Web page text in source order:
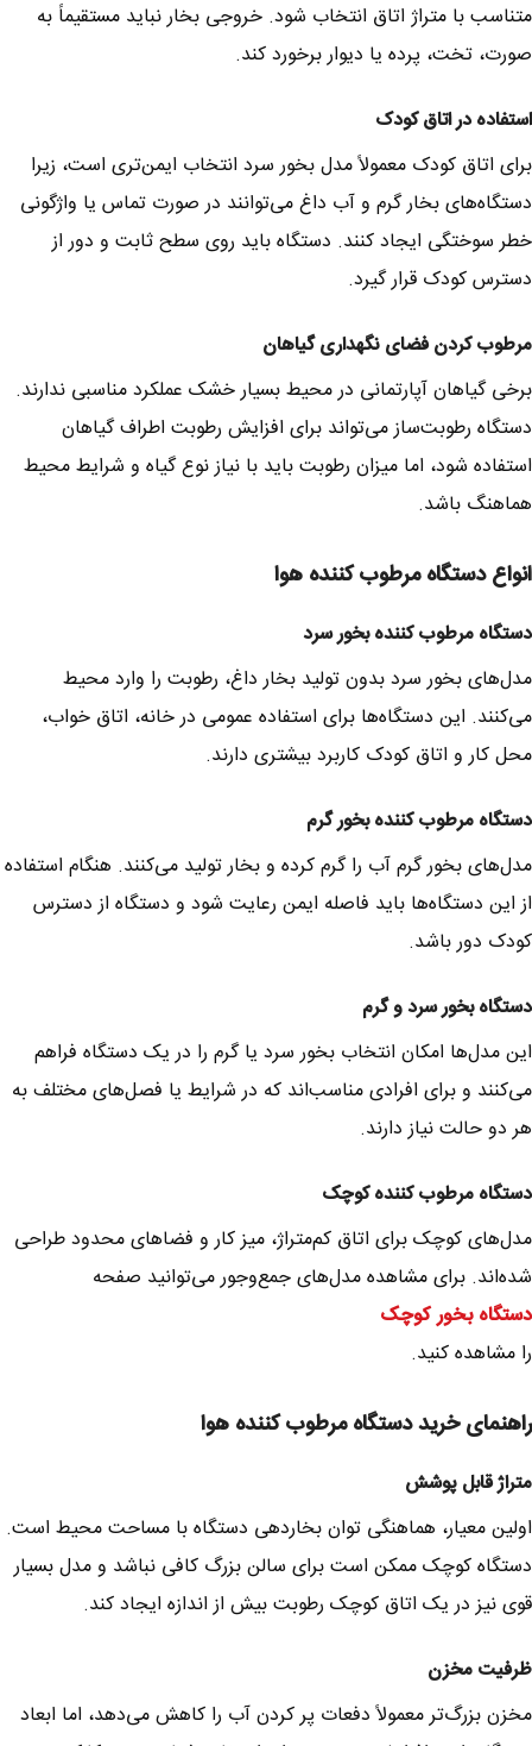
متناسب با متراژ اتاق انتخاب شود. خروجی بخار نباید مستقیماً به
صورت، تخت، پرده یا دیوار برخورد کند.
استفاده در اتاق کودک
برای اتاق کودک معمولاً مدل بخور سرد انتخاب ایمن‌تری است، زیرا
دستگاه‌های بخار گرم و آب داغ می‌توانند در صورت تماس یا واژگونی
خطر سوختگی ایجاد کنند. دستگاه باید روی سطح ثابت و دور از
دسترس کودک قرار گیرد.
مرطوب کردن فضای نگهداری گیاهان
برخی گیاهان آپارتمانی در محیط بسیار خشک عملکرد مناسبی ندارند.
دستگاه رطوبت‌ساز می‌تواند برای افزایش رطوبت اطراف گیاهان
استفاده شود، اما میزان رطوبت باید با نیاز نوع گیاه و شرایط محیط
هماهنگ باشد.
انواع دستگاه مرطوب کننده هوا
دستگاه مرطوب کننده بخور سرد
مدل‌های بخور سرد بدون تولید بخار داغ، رطوبت را وارد محیط
می‌کنند. این دستگاه‌ها برای استفاده عمومی در خانه، اتاق خواب،
محل کار و اتاق کودک کاربرد بیشتری دارند.
دستگاه مرطوب کننده بخور گرم
مدل‌های بخور گرم آب را گرم کرده و بخار تولید می‌کنند. هنگام استفاده
از این دستگاه‌ها باید فاصله ایمن رعایت شود و دستگاه از دسترس
کودک دور باشد.
دستگاه بخور سرد و گرم
این مدل‌ها امکان انتخاب بخور سرد یا گرم را در یک دستگاه فراهم
می‌کنند و برای افرادی مناسب‌اند که در شرایط یا فصل‌های مختلف به
هر دو حالت نیاز دارند.
دستگاه مرطوب کننده کوچک
مدل‌های کوچک برای اتاق کم‌متراژ، میز کار و فضاهای محدود طراحی
شده‌اند. برای مشاهده مدل‌های جمع‌وجور می‌توانید صفحه
دستگاه بخور کوچک
را مشاهده کنید.
راهنمای خرید دستگاه مرطوب کننده هوا
متراژ قابل پوشش
اولین معیار، هماهنگی توان بخاردهی دستگاه با مساحت محیط است.
دستگاه کوچک ممکن است برای سالن بزرگ کافی نباشد و مدل بسیار
قوی نیز در یک اتاق کوچک رطوبت بیش از اندازه ایجاد کند.
ظرفیت مخزن
مخزن بزرگ‌تر معمولاً دفعات پر کردن آب را کاهش می‌دهد، اما ابعاد